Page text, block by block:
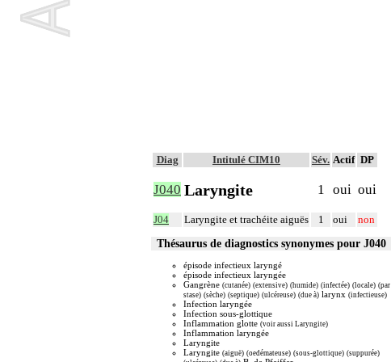
Diag Intitulé CIM10 Sév. Actif DP
J040 Laryngite 1 oui oui
J04 Laryngite et trachéite aiguës 1 oui non
Thésaurus de diagnostics synonymes pour J040
épisode infectieux laryngé
épisode infectieux laryngée
Gangrène (cutanée) (extensive) (humide) (infectée) (locale) (par
stase) (sèche) (septique) (ulcéreuse) (due à) larynx (infectieuse)
Infection laryngée
Infection sous-glottique
Inflammation glotte (voir aussi Laryngite)
Inflammation laryngée
Laryngite
Laryngite (aiguë) (oedémateuse) (sous-glottique) (suppurée)